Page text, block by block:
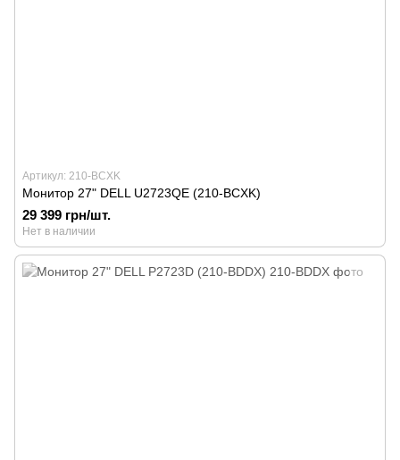
Артикул: 210-BCXK
Монитор 27" DELL U2723QE (210-BCXK)
29 399 грн/шт.
Нет в наличии